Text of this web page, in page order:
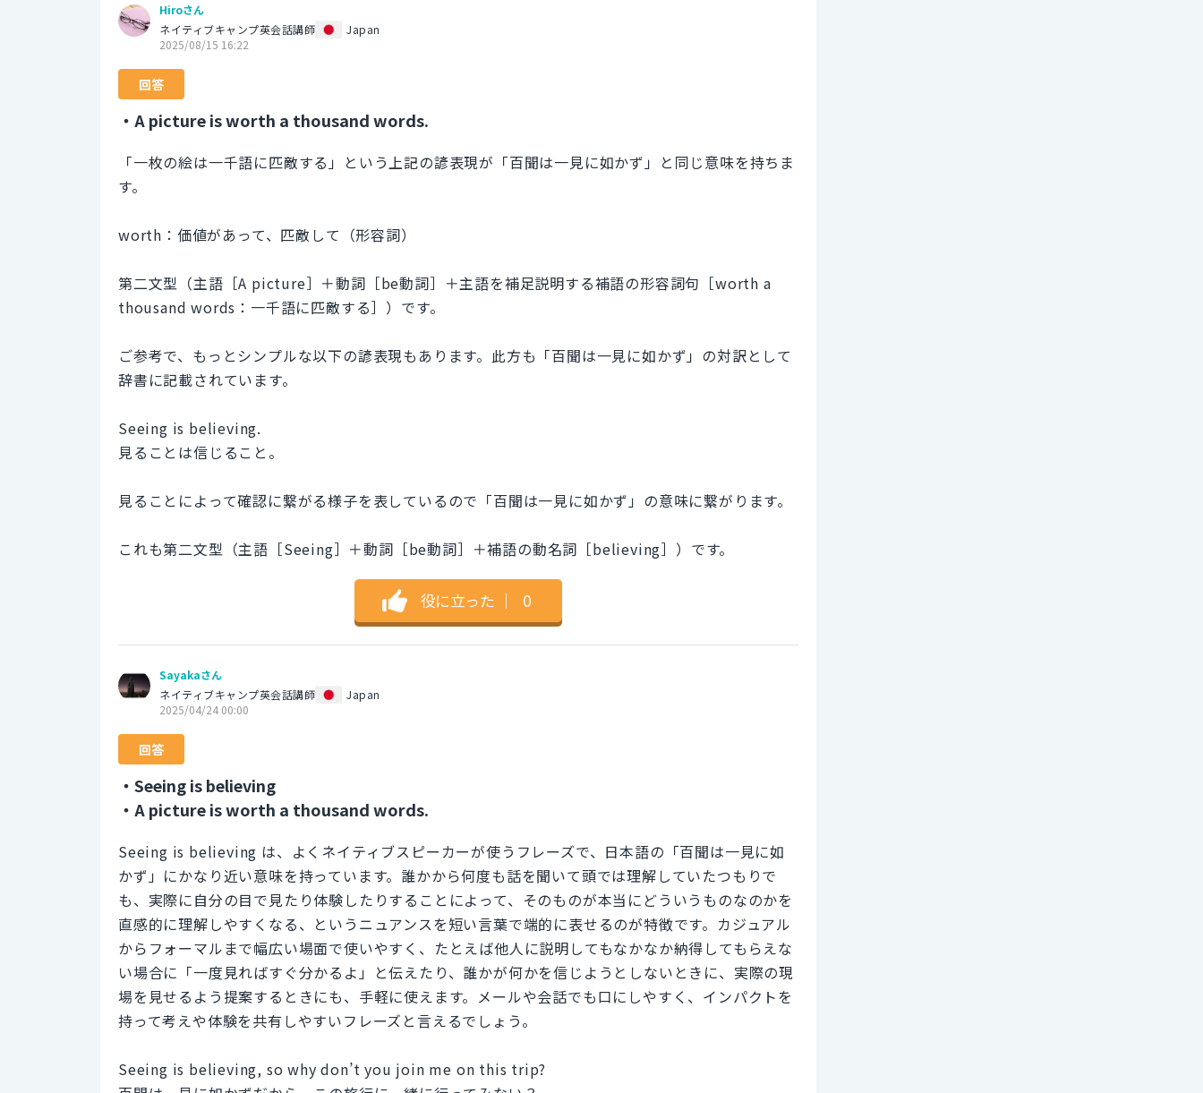
Hiroさん
ネイティブキャンプ英会話講師
Japan
2025/08/15 16:22
回答
・A picture is worth a thousand words.
「一枚の絵は一千語に匹敵する」という上記の諺表現が「百聞は一見に如かず」と同じ意味を持ちま
す。
worth：価値があって、匹敵して（形容詞）
第二文型（主語［A picture］＋動詞［be動詞］＋主語を補足説明する補語の形容詞句［worth a
thousand words：一千語に匹敵する］）です。
ご参考で、もっとシンプルな以下の諺表現もあります。此方も「百聞は一見に如かず」の対訳として
辞書に記載されています。
Seeing is believing.
見ることは信じること。
見ることによって確認に繋がる様子を表しているので「百聞は一見に如かず」の意味に繋がります。
これも第二文型（主語［Seeing］＋動詞［be動詞］＋補語の動名詞［believing］）です。
役に立った ｜ 0
Sayakaさん
ネイティブキャンプ英会話講師
Japan
2025/04/24 00:00
回答
・Seeing is believing
・A picture is worth a thousand words.
Seeing is believing は、よくネイティブスピーカーが使うフレーズで、日本語の「百聞は一見に如
かず」にかなり近い意味を持っています。誰かから何度も話を聞いて頭では理解していたつもりで
も、実際に自分の目で見たり体験したりすることによって、そのものが本当にどういうものなのかを
直感的に理解しやすくなる、というニュアンスを短い言葉で端的に表せるのが特徴です。カジュアル
からフォーマルまで幅広い場面で使いやすく、たとえば他人に説明してもなかなか納得してもらえな
い場合に「一度見ればすぐ分かるよ」と伝えたり、誰かが何かを信じようとしないときに、実際の現
場を見せるよう提案するときにも、手軽に使えます。メールや会話でも口にしやすく、インパクトを
持って考えや体験を共有しやすいフレーズと言えるでしょう。
Seeing is believing, so why don’t you join me on this trip?